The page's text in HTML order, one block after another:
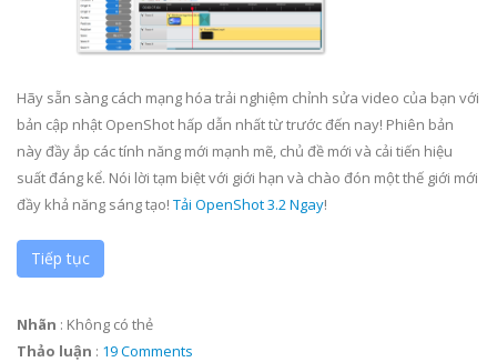
Hãy sẵn sàng cách mạng hóa trải nghiệm chỉnh sửa video của bạn với
bản cập nhật OpenShot hấp dẫn nhất từ trước đến nay! Phiên bản
này đầy ắp các tính năng mới mạnh mẽ, chủ đề mới và cải tiến hiệu
suất đáng kể. Nói lời tạm biệt với giới hạn và chào đón một thế giới mới
đầy khả năng sáng tạo! Tải OpenShot 3.2 Ngay!
Tiếp tục
Nhãn : Không có thẻ
Thảo luận : 19 Comments